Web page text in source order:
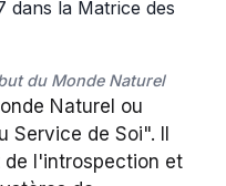
du Monde Naturel
Naturel ou
Service de Soi". Il
de l'introspection et